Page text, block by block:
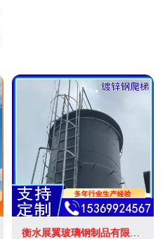
衡水展翼玻璃钢制品有限公司